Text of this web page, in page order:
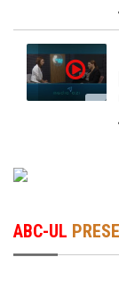
ABC-UL